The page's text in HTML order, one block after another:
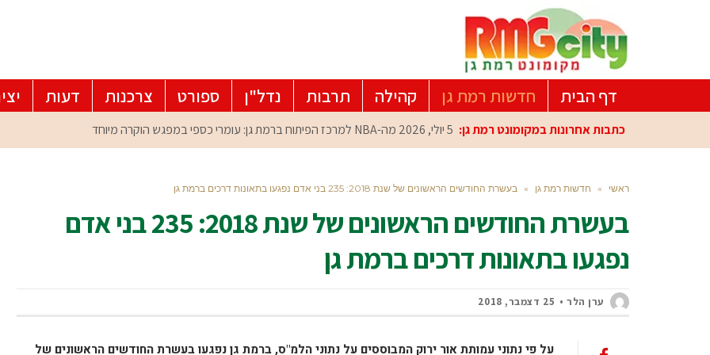
דף הבית חדשות רמת גן קהילה תרבות נדל"ן ספורט צרכנות דעות
כתבות אחרונות במקומונט רמת גן: 5 יולי, 2026 מה-NBA למרכז הפיתוח ברמת גן: עומרי כספי במפגש הוקרה מיוחד
ראשי » חדשות רמת גן » בעשרת החודשים הראשונים של שנת 2018: 235 בני אדם נפגעו בתאונות דרכים ברמת גן
בעשרת החודשים הראשונים של שנת 2018: 235 בני אדם
נפגעו בתאונות דרכים ברמת גן
ערן הלר 25 דצמבר, 2018
על פי נתוני עמותת אור ירוק המבוססים על נתוני הלמ"ס, ברמת גן נפגעו בעשרת החודשים הראשונים של